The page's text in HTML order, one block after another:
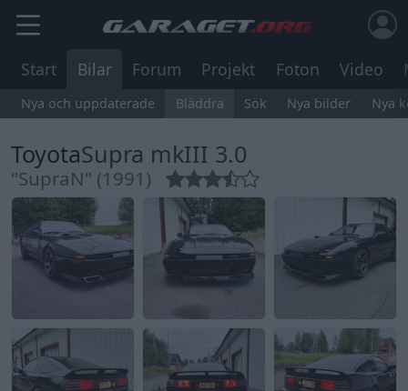
Start Bilar Forum Projekt Foton Video
Nya och uppdaterade Bläddra Sök Nya bilder Nya
ToyotaSupra mkIII 3.0
"SupraN" (1991)